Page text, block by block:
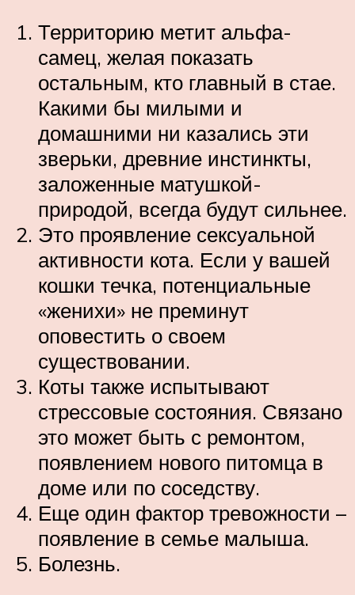
Территорию метит альфа-
самец, желая показать
остальным, кто главный в стае.
Какими бы милыми и
домашними ни казались эти
зверьки, древние инстинкты,
заложенные матушкой-
природой, всегда будут сильнее.
Это проявление сексуальной
активности кота. Если у вашей
кошки течка, потенциальные
«женихи» не преминут
оповестить о своем
существовании.
Коты также испытывают
стрессовые состояния. Связано
это может быть с ремонтом,
появлением нового питомца в
доме или по соседству.
Еще один фактор тревожности –
появление в семье малыша.
Болезнь.